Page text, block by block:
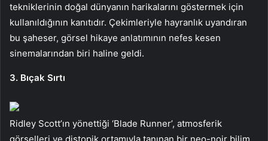
tekniklerinin doğal dünyanın harikalarını göstermek için
kullanıldığının kanıtıdır. Çekimleriyle hayranlık uyandıran
bu şaheser, görsel hikaye anlatımının nefes kesen
sinemalarından biri haline geldi.
3. Bıçak Sırtı
Ridley Scott’ın yönettiği ‘Blade Runner’, atmosferik
görselleri ve distopik ortamıyla tanınan bir neo-noir bilim